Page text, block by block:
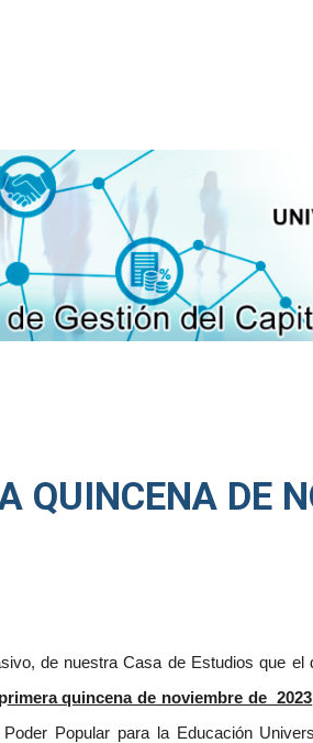
QUINCENA DE
de nuestra Casa de Estudios que el
primera quincena de noviembre de 2023
Popular para la Educación